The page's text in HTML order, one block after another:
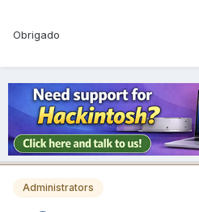
Obrigado
Administrators